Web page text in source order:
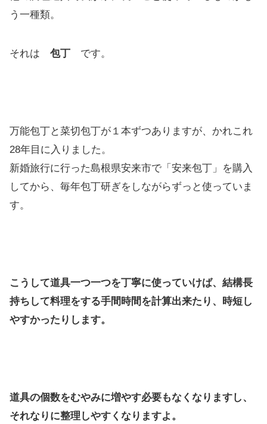
う一種類。
それは 包丁 です。
万能包丁と菜切包丁が１本ずつありますが、かれこれ
28年目に入りました。
新婚旅行に行った島根県安来市で「安来包丁」を購入
してから、毎年包丁研ぎをしながらずっと使っていま
す。
こうして道具一つ一つを丁寧に使っていけば、結構長
持ちして料理をする手間時間を計算出来たり、時短し
やすかったりします。
道具の個数をむやみに増やす必要もなくなりますし、
それなりに整理しやすくなりますよ。